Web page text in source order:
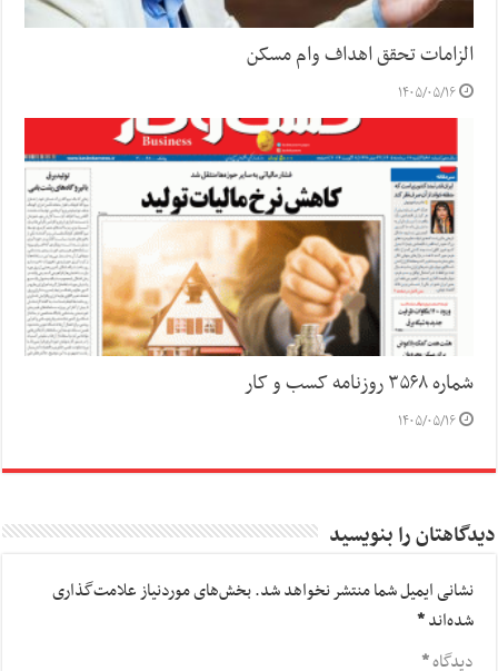
الزامات تحقق اهداف وام مسکن
۱۴۰۵/۰۵/۱۶
شماره ۳۵۶۸ روزنامه کسب و کار
۱۴۰۵/۰۵/۱۶
دیدگاهتان را بنویسید
نشانی ایمیل شما منتشر نخواهد شد.بخش‌های موردنیاز علامت‌گذاری
شده‌اند*
دیدگاه*